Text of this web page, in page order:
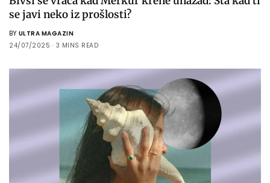
se javi neko iz prošlosti?
BY ULTRA MAGAZIN
24/07/2025
3 MINS READ